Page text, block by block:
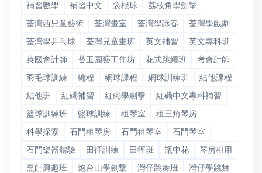
補習數學
補習中文 袋棍球
荔枝角學劍撃
荃灣西兒童藝術
荃灣畫室 荃灣學詠春
荃灣學戲劇
荃灣學乒乓球
荃灣兒童畫班 英文補習
英文專科班
英國會計師
苔玉園藝工作坊 花式跳繩班
考會計師
羽毛球訓練
編程 網球課程 網球訓練班
結他課程
結他班
紅磡補習 紅磡學劍擊
紅磡中文專科補習
籃球訓練班
籃球訓練 租琴室
租三角琴房
科學探索
石門租琴房 石門租琴室
石門琴室
石門樂器體驗
田徑訓練 田徑班 瓶中花
琴房租用
烹飪興趣班
炮台山學劍撃 灣仔跳舞班
灣仔學跳舞